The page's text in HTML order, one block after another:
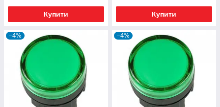
Купити Купити
–4% –4%